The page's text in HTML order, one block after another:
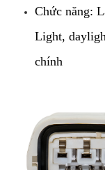
Chức năng:
Light,
chính